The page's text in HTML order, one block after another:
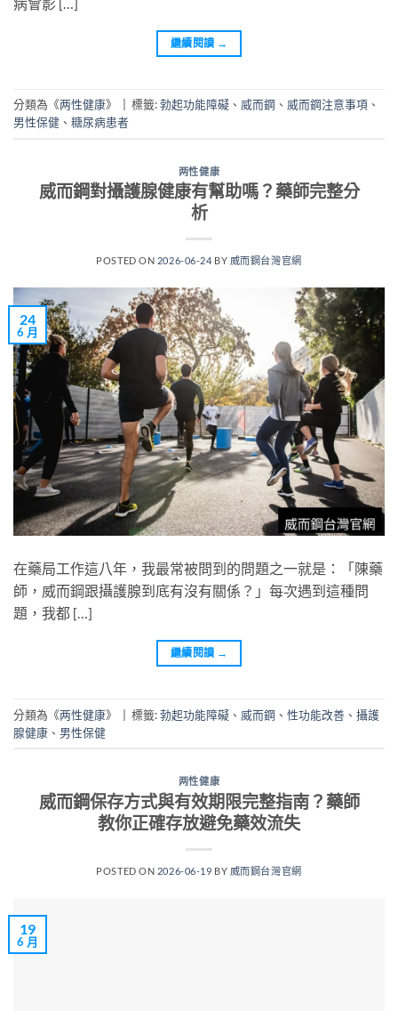
繼續閱讀 →
分類為《两性健康》 標籤:勃起功能障礙 、 威而鋼 、 威而鋼注意事項 、
男性保健 、 糖尿病患者
两性健康
威而鋼對攝護腺健康有幫助嗎？藥師完整分
析
POSTED ON 2026-06-24 BY 威而鋼台灣官網
24
6 月
在藥局工作這八年，我最常被問到的問題之一就是：「陳藥
師，威而鋼跟攝護腺到底有沒有關係？」每次遇到這種問
題，我都 […]
繼續閱讀 →
分類為《两性健康》 | 標籤:勃起功能障礙 、 威而鋼 、 性功能改善 、 攝護
腺健康 、 男性保健
两性健康
威而鋼保存方式與有效期限完整指南？藥師
教你正確存放避免藥效流失
POSTED ON 2026-06-19 BY 威而鋼台灣官網
19
6 月